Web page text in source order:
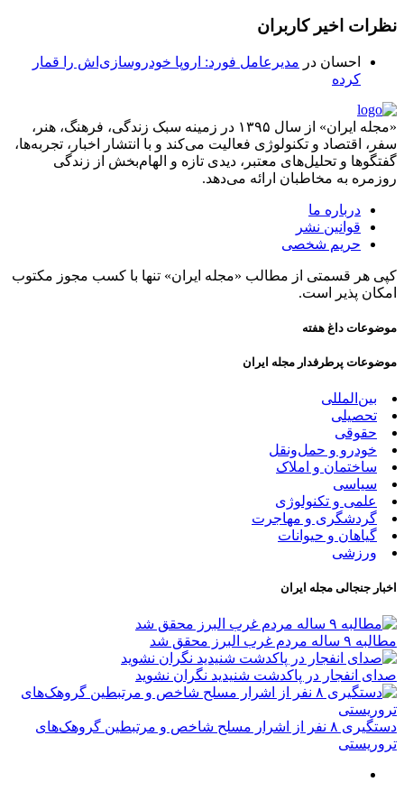
نظرات اخیر کاربران
احسان در مدیرعامل فورد: اروپا خودروسازی‌اش را قمار
کرده
«مجله ایران» از سال ۱۳۹۵ در زمینه سبک زندگی، فرهنگ، هنر،
سفر، اقتصاد و تکنولوژی فعالیت می‌کند و با انتشار اخبار، تجربه‌ها،
گفتگوها و تحلیل‌های معتبر، دیدی تازه و الهام‌بخش از زندگی
روزمره به مخاطبان ارائه می‌دهد.
درباره ما
قوانین نشر
حریم شخصی
کپی هر قسمتی از مطالب «مجله ایران» تنها با کسب مجوز مکتوب
امکان پذیر است.
موضوعات داغ هفته
موضوعات پرطرفدار مجله ایران
بین‌المللی
تحصیلی
حقوقی
خودرو و حمل‌و‌نقل
ساختمان و املاک
سیاسی
علمی و تکنولوژی
گردشگری و مهاجرت
گیاهان و حیوانات
ورزشی
اخبار جنجالی مجله ایران
مطالبه ۹ ساله مردم غرب البرز محقق شد
صدای انفجار در پاکدشت شنیدید نگران نشوید
دستگیری ۸ نفر از اشرار مسلح شاخص و مرتبطین گروهک‌های
تروریستی